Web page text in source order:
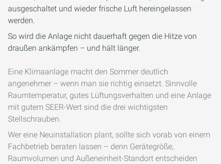
ausgeschaltet und wieder frische Luft hereingelassen
werden.
So wird die Anlage nicht dauerhaft gegen die Hitze von
draußen ankämpfen – und hält länger.
Eine Klimaanlage macht den Sommer deutlich
angenehmer – wenn man sie richtig einsetzt. Sinnvolle
Raumtemperatur, gutes Lüftungsverhalten und eine Anlage
mit gutem SEER-Wert sind die drei wichtigsten
Stellschrauben.
Wer eine Neuinstallation plant, sollte sich vorab von einem
Fachbetrieb beraten lassen – denn Gerätegröße,
Raumvolumen und Außeneinheit-Standort entscheiden